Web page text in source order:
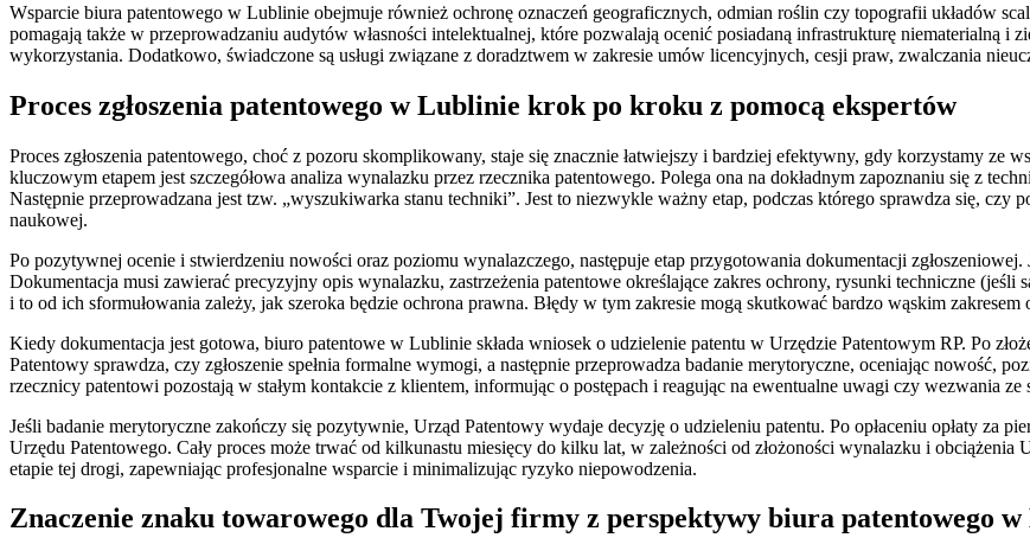
Wsparcie biura patentowego w Lublinie obejmuje również ochronę oznaczeń geograficznych, odmian roślin czy topografii układów
pomagają także w przeprowadzaniu audytów własności intelektualnej, które pozwalają ocenić posiadaną infrastrukturę niematerialną
wykorzystania. Dodatkowo, świadczone są usługi związane z doradztwem w zakresie umów licencyjnych, cesji praw, zwalczania
Proces zgłoszenia patentowego w Lublinie krok po kroku z pomocą ekspertów
Proces zgłoszenia patentowego, choć z pozoru skomplikowany, staje się znacznie łatwiejszy i bardziej efektywny, gdy korzystamy ze
kluczowym etapem jest szczegółowa analiza wynalazku przez rzecznika patentowego. Polega ona na dokładnym zapoznaniu się z
Następnie przeprowadzana jest tzw. „wyszukiwarka stanu techniki”. Jest to niezwykle ważny etap, podczas którego sprawdza się, czy
naukowej.
Po pozytywnej ocenie i stwierdzeniu nowości oraz poziomu wynalazczego, następuje etap przygotowania dokumentacji zgłoszeniowej.
Dokumentacja musi zawierać precyzyjny opis wynalazku, zastrzeżenia patentowe określające zakres ochrony, rysunki techniczne (jeśli
i to od ich sformułowania zależy, jak szeroka będzie ochrona prawna. Błędy w tym zakresie mogą skutkować bardzo wąskim
Kiedy dokumentacja jest gotowa, biuro patentowe w Lublinie składa wniosek o udzielenie patentu w Urzędzie Patentowym RP. Po
Patentowy sprawdza, czy zgłoszenie spełnia formalne wymogi, a następnie przeprowadza badanie merytoryczne, oceniając nowość,
rzecznicy patentowi pozostają w stałym kontakcie z klientem, informując o postępach i reagując na ewentualne uwagi czy wezwania ze
Jeśli badanie merytoryczne zakończy się pozytywnie, Urząd Patentowy wydaje decyzję o udzieleniu patentu. Po opłaceniu opłaty za
Urzędu Patentowego. Cały proces może trwać od kilkunastu miesięcy do kilku lat, w zależności od złożoności wynalazku i
etapie tej drogi, zapewniając profesjonalne wsparcie i minimalizując ryzyko niepowodzenia.
Znaczenie znaku towarowego dla Twojej firmy z perspektywy biura patentowego